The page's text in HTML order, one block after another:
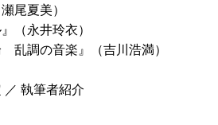
尾夏美）
（永井玲衣）
乱調の音楽』（吉川浩満）
／ 執筆者紹介